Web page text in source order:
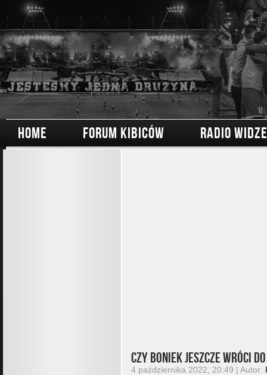
HOME FORUM KIBICÓW RADIO
Czy Boniek jeszcze wróci
4 października 2022, 20:49 | Autor: